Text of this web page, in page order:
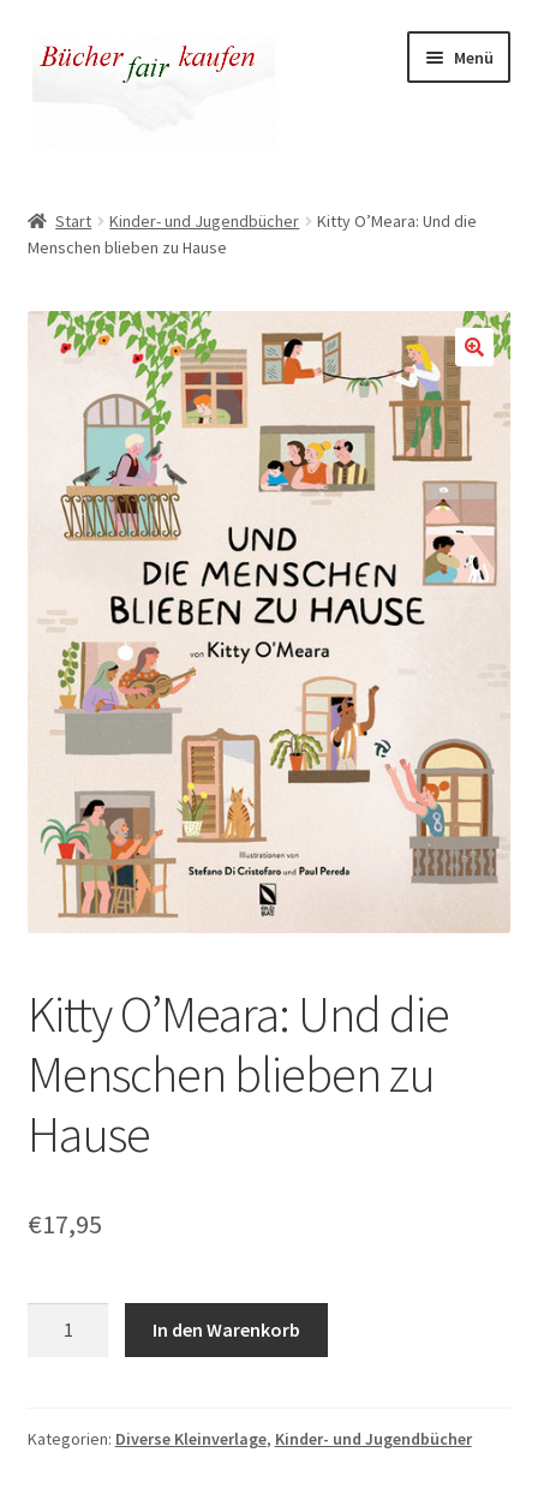
Zur
Navigation
Zum
Inhalt
Menü
Kasse
Warenkorb
Warum fair kaufen
Start Kinder- und Jugendbücher
Kitty O’Meara: Und die
Menschen blieben zu Hause
Kitty O’Meara: Und die
Menschen blieben zu
Hause
€17,95
Menschen
In den Warenkorb
Kategorien: Diverse Kleinverlage, Kinder- und Jugendbücher